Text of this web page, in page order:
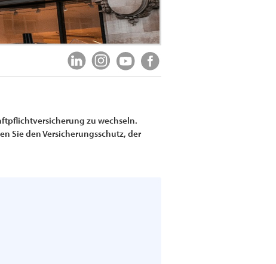
zu wechseln.
Sie den Versicherungsschutz, der